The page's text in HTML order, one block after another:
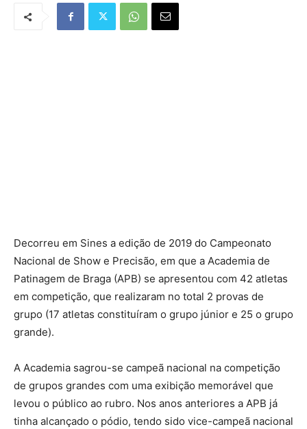
Decorreu em Sines a edição de 2019 do Campeonato
Nacional de Show e Precisão, em que a Academia de
Patinagem de Braga (APB) se apresentou com 42 atletas
em competição, que realizaram no total 2 provas de
grupo (17 atletas constituíram o grupo júnior e 25 o grupo
grande).
A Academia sagrou-se campeã nacional na competição
de grupos grandes com uma exibição memorável que
levou o público ao rubro. Nos anos anteriores a APB já
tinha alcançado o pódio, tendo sido vice-campeã nacional